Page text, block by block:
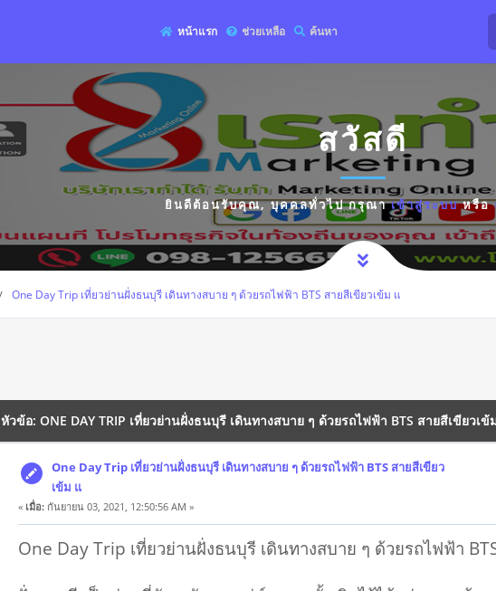
หน้าแรก ช่วยเหลือ ค้นหา
สวัสดี
ยินดีต้อนรับคุณ,บุคคลทั่วไปกรุณาเข้าสู่ระบบหรือ
One Day Trip เที่ยวย่านฝั่งธนบุรี เดินทางสบาย ๆ ด้วยรถไฟฟ้า BTS สายสีเขียวเข้ม แ
หัวข้อ: ONE DAY TRIP เที่ยวย่านฝั่งธนบุรี เดินทางสบาย ๆ ด้วยรถไฟฟ้า BTS สายสีเขียวเ
One Day Trip เที่ยวย่านฝั่งธนบุรี เดินทางสบาย ๆ ด้วยรถไฟฟ้า BTS สายสีเขียว
เข้ม แ
« เมื่อ: กันยายน 03, 2021, 12:50:56 AM »
One Day Trip เที่ยวย่านฝั่งธนบุรี เดินทางสบาย ๆ ด้วยรถไฟฟ้า